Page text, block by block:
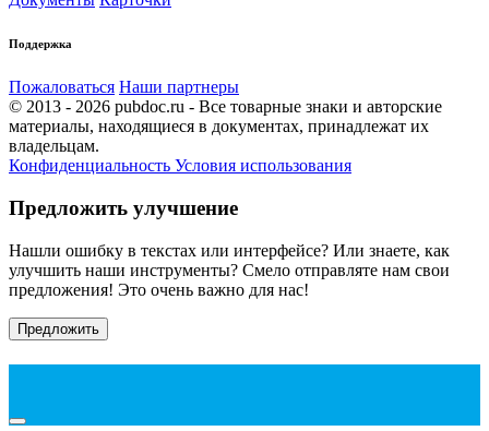
Поддержка
Пожаловаться Наши партнеры
© 2013 - 2026 pubdoc.ru - Все товарные знаки и авторские
материалы, находящиеся в документах, принадлежат их
владельцам.
Конфиденциальность Условия использования
Предложить улучшение
Нашли ошибку в текстах или интерфейсе? Или знаете, как
улучшить наши инструменты? Смело отправляте нам свои
предложения! Это очень важно для нас!
Предложить